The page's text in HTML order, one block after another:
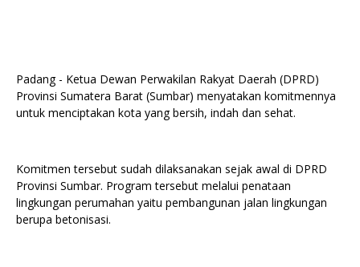
Padang - Ketua Dewan Perwakilan Rakyat Daerah (DPRD)
Provinsi Sumatera Barat (Sumbar) menyatakan komitmennya
untuk menciptakan kota yang bersih, indah dan sehat.
Komitmen tersebut sudah dilaksanakan sejak awal di DPRD
Provinsi Sumbar. Program tersebut melalui penataan
lingkungan perumahan yaitu pembangunan jalan lingkungan
berupa betonisasi.